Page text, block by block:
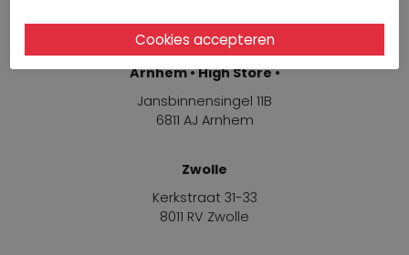
6811 AJ Arnhem
Arnhem • High Store •
Jansbinnensingel 11B
6811 AJ Arnhem
Zwolle
Kerkstraat 31-33
8011 RV Zwolle